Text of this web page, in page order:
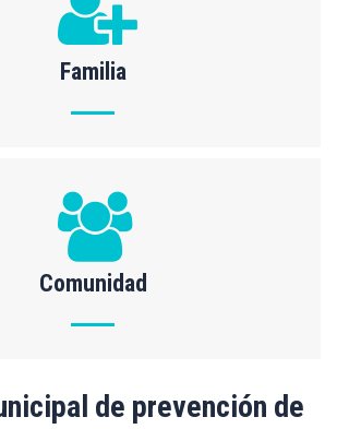
Familia
Comunidad
de prevención de